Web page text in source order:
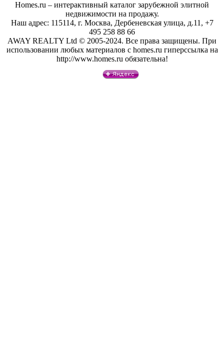
Homes.ru – интерактивный каталог зарубежной элитной
недвижимости на продажу.
Наш адрес: 115114, г. Москва, Дербеневская улица, д.11, +7
495 258 88 66
AWAY REALTY Ltd © 2005-2024. Все права защищены. При
использовании любых материалов с homes.ru гиперссылка на
http://www.homes.ru обязательна!